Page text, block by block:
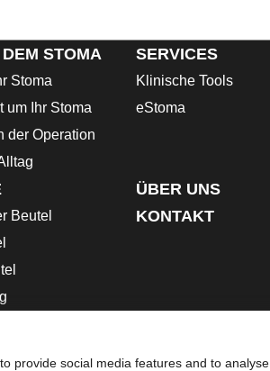
provide social media features and to analyse
STOMA
Stoma
um Ihr Stoma
der Operation
SERVICES
Klinische Tools
eStoma
Beutel
ÜBER UNS
KONTAKT